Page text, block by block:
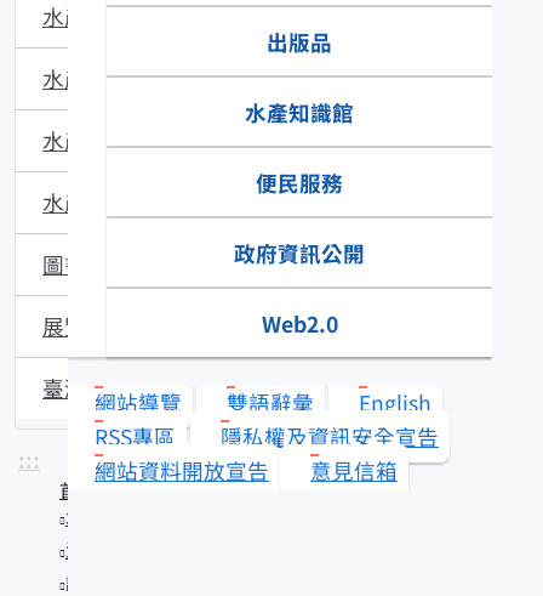
出版品
水產知識館
便民服務
政府資訊公開
Web2.0
網站導覽 雙語辭彙
English
RSS專區
隱私權及資訊安全宣告
網站資料開放宣告
意見信箱
水產品食安專區
水產技術
水產多媒體
水產食譜
圖書館藏
展覽與活動
臺灣沿近海漁業資源動態
:::
首頁
水產知識館
漁業問答
請問腹吸鰍科如何分辨公母？以及其繁殖條件？